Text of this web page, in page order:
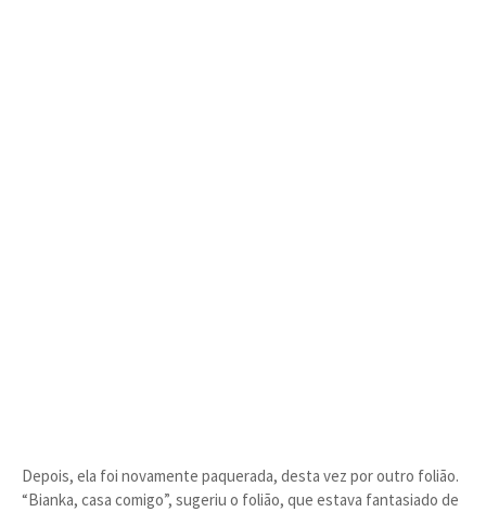
Depois, ela foi novamente paquerada, desta vez por outro folião.
“Bianka, casa comigo”, sugeriu o folião, que estava fantasiado de